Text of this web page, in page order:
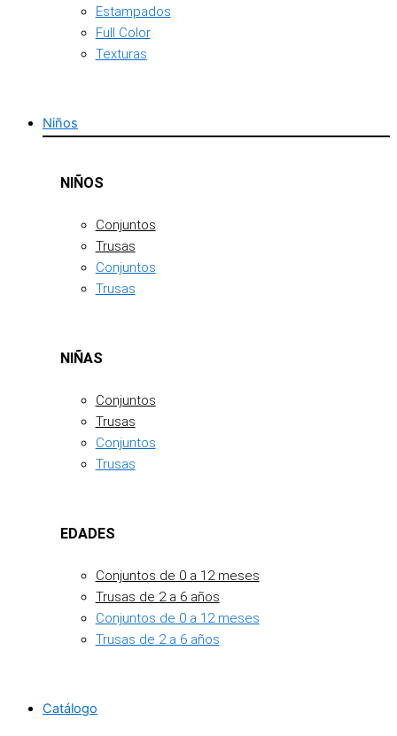
Estampados
Full Color
Texturas
Niños
NIÑOS
Conjuntos
Trusas
Conjuntos
Trusas
NIÑAS
Conjuntos
Trusas
Conjuntos
Trusas
EDADES
Conjuntos de 0 a 12 meses
Trusas de 2 a 6 años
Conjuntos de 0 a 12 meses
Trusas de 2 a 6 años
Catálogo